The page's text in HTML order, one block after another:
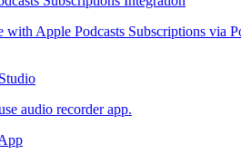
with Apple Podcasts Subscriptions via
audio recorder app.